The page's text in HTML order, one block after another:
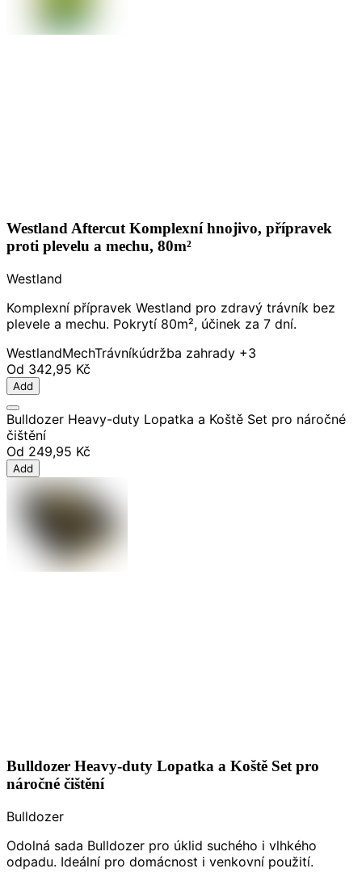
Westland Aftercut Komplexní hnojivo, přípravek
proti plevelu a mechu, 80m²
Westland
Komplexní přípravek Westland pro zdravý trávník bez
plevele a mechu. Pokrytí 80m², účinek za 7 dní.
WestlandMechTrávníkúdržba zahrady +3
Od 342,95 Kč
Add
Bulldozer Heavy-duty Lopatka a Koště Set pro náročné
čištění
Od 249,95 Kč
Add
Bulldozer Heavy-duty Lopatka a Koště Set pro
náročné čištění
Bulldozer
Odolná sada Bulldozer pro úklid suchého i vlhkého
odpadu. Ideální pro domácnost i venkovní použití.